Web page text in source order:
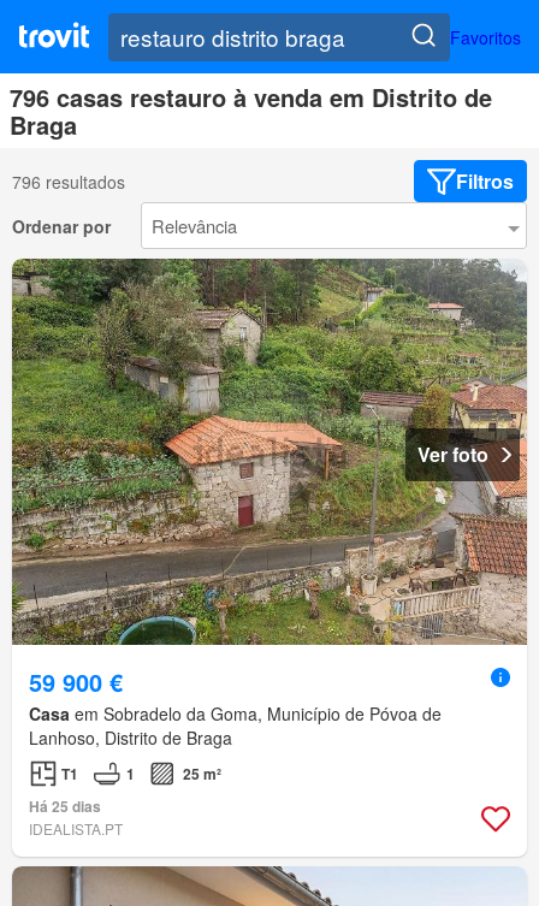
Favoritos
796 casas restauro à venda em Distrito de
Braga
796 resultados Filtros
Ordenar por
Ver foto
59 900 €
Casa em Sobradelo da Goma, Município de Póvoa de
Lanhoso, Distrito de Braga
T1 1
25 m²
Há 25 dias
IDEALISTA.PT